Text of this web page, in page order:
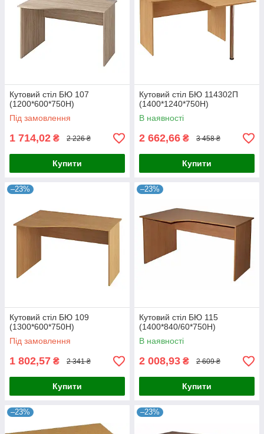
Кутовий стіл БЮ 107
(1200*600*750Н)
Під замовлення
1 714,02 ₴ 2 226 ₴
Купити
Кутовий стіл БЮ 114302П
(1400*1240*750Н)
В наявності
2 662,66 ₴ 3 458 ₴
Купити
–23%
Кутовий стіл БЮ 109
(1300*600*750Н)
Під замовлення
1 802,57 ₴ 2 341 ₴
Купити
–23%
Кутовий стіл БЮ 115
(1400*840/60*750Н)
В наявності
2 008,93 ₴ 2 609 ₴
Купити
–23% –23%